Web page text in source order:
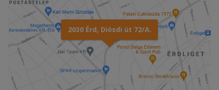
2030 Érd, Diósdi út 72/A.